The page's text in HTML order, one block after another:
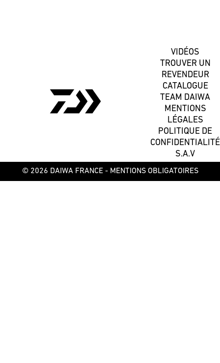
VIDÉOS
TROUVER UN
REVENDEUR
CATALOGUE
TEAM DAIWA
MENTIONS
LÉGALES
POLITIQUE DE
CONFIDENTIALITÉ
S.A.V
© 2026 DAIWA FRANCE - MENTIONS OBLIGATOIRES